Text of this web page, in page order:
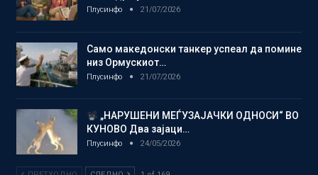
Плусинфо 21/07/2026
Само македонски танкер успеал да помине
низ Ормускиот…
Плусинфо 21/07/2026
„НАРУШЕНИ МЕЃУЗАЈАЧКИ ОДНОСИ“ ВО
КУНОВО Два зајаци…
Плусинфо 24/05/2026